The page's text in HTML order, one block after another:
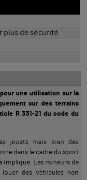
plus de sécurité
une utilisation sur la
sur des terrains
R 331-21 du code du
jouets mais bien des
dans le cadre du sport
implique. Les mineurs de
des véhicules non